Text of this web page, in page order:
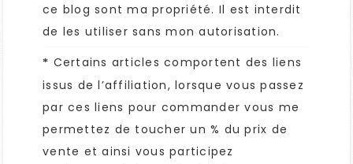
ce blog sont ma propriété. Il est interdit
de les utiliser sans mon autorisation.
* Certains articles comportent des liens
issus de l’affiliation, lorsque vous passez
par ces liens pour commander vous me
permettez de toucher un % du prix de
vente et ainsi vous participez